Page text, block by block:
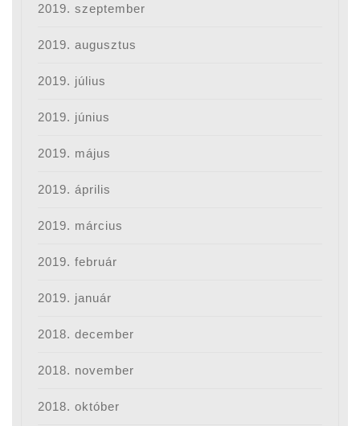
2019. szeptember
2019. augusztus
2019. július
2019. június
2019. május
2019. április
2019. március
2019. február
2019. január
2018. december
2018. november
2018. október